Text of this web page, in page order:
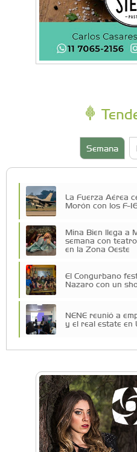
Semana
La Fuerza Aérea
Morón con los F-
Mina Bien llega a
semana con
en la Zona Oeste
El Congurbano
Nazaro con un
NENE reunió a
y el real estate en
La primera vez
hizo desde Morón
Mariana Croce:
un asesoramiento
seguridad"